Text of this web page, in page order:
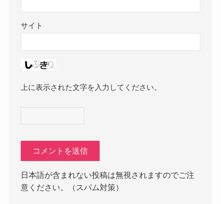
サイト
上に表示された文字を入力してください。
日本語が含まれない投稿は無視されますのでご注
意ください。（スパム対策）